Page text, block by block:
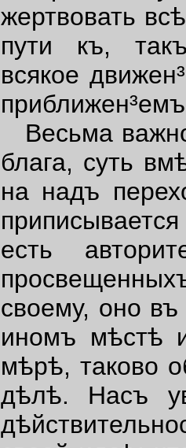
жертвовать
пути къ,
всякое
Весьма важно
блага, суть
на надъ
есть
своему, оно
иномъ мѣстѣ
мѣрѣ, таково
дѣлѣ. Насъ